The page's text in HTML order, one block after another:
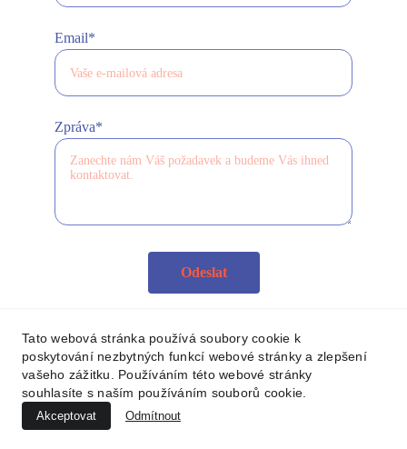
Email*
Zpráva*
Odeslat
©2025
Cliqplace
info@cliqplace.cz
Tato webová stránka používá soubory cookie k
poskytování nezbytných funkcí webové stránky a zlepšení
vašeho zážitku. Používáním této webové stránky
souhlasíte s naším používáním souborů cookie.
Akceptovat Odmítnout